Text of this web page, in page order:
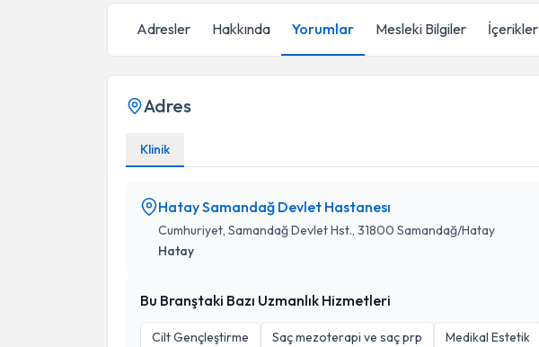
Adresler Hakkında Yorumlar Mesleki Bilgiler İçerikler
Adres
Klinik
Hatay Samandağ Devlet Hastanesı
Cumhuriyet, Samandağ Devlet Hst., 31800 Samandağ/Hatay
Hatay
Bu Branştaki Bazı Uzmanlık Hizmetleri
Cilt Gençleştirme Saç mezoterapi ve saç prp Medikal Estetik